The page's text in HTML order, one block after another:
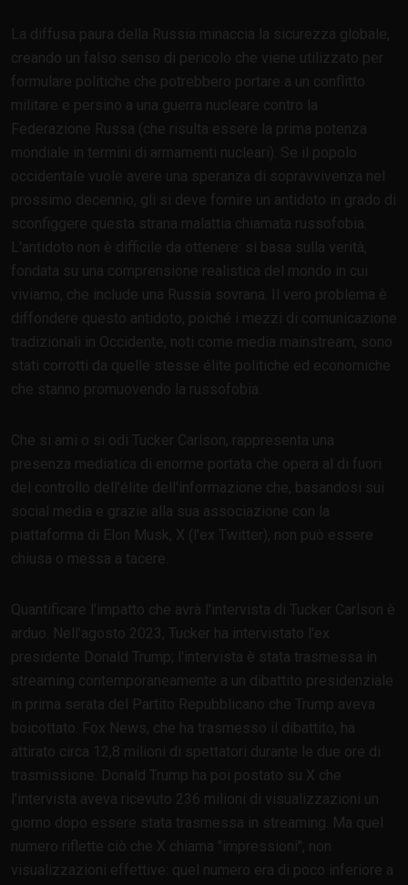
La diffusa paura della Russia minaccia la sicurezza globale,
creando un falso senso di pericolo che viene utilizzato per
formulare politiche che potrebbero portare a un conflitto
militare e persino a una guerra nucleare contro la
Federazione Russa (che risulta essere la prima potenza
mondiale in termini di armamenti nucleari). Se il popolo
occidentale vuole avere una speranza di sopravvivenza nel
prossimo decennio, gli si deve fornire un antidoto in grado di
sconfiggere questa strana malattia chiamata russofobia.
L'antidoto non è difficile da ottenere: si basa sulla verità,
fondata su una comprensione realistica del mondo in cui
viviamo, che include una Russia sovrana. Il vero problema è
diffondere questo antidoto, poiché i mezzi di comunicazione
tradizionali in Occidente, noti come media mainstream, sono
stati corrotti da quelle stesse élite politiche ed economiche
che stanno promuovendo la russofobia.
Che si ami o si odi Tucker Carlson, rappresenta una
presenza mediatica di enorme portata che opera al di fuori
del controllo dell'élite dell'informazione che, basandosi sui
social media e grazie alla sua associazione con la
piattaforma di Elon Musk, X (l'ex Twitter), non può essere
chiusa o messa a tacere.
Quantificare l'impatto che avrà l'intervista di Tucker Carlson è
arduo. Nell’agosto 2023, Tucker ha intervistato l'ex
presidente Donald Trump; l'intervista è stata trasmessa in
streaming contemporaneamente a un dibattito presidenziale
in prima serata del Partito Repubblicano che Trump aveva
boicottato. Fox News, che ha trasmesso il dibattito, ha
attirato circa 12,8 milioni di spettatori durante le due ore di
trasmissione. Donald Trump ha poi postato su X che
l'intervista aveva ricevuto 236 milioni di visualizzazioni un
giorno dopo essere stata trasmessa in streaming. Ma quel
numero riflette ciò che X chiama "impressioni", non
visualizzazioni effettive: quel numero era di poco inferiore a